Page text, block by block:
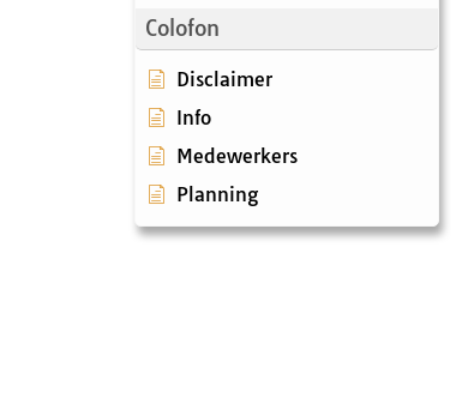
Colofon
Disclaimer
Info
Medewerkers
Planning